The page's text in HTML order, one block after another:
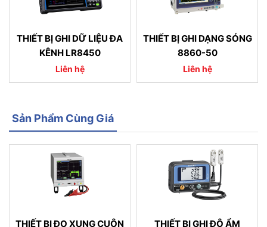
THIẾT BỊ GHI DỮ LIỆU ĐA
KÊNH LR8450
Liên hệ
THIẾT BỊ GHI DẠNG SÓNG
8860-50
Liên hệ
Sản Phẩm Cùng Giá
THIẾT BỊ ĐO XUNG CUỘN
THIẾT BỊ GHI ĐỘ ẨM